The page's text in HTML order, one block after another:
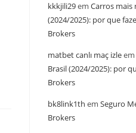
kkkjili29em Carros mais
(2024/2025): por que
Brokers
matbet canlı maç izleem
Brasil (2024/2025): por
Brokers
bk8link1th em Seguro
Brokers